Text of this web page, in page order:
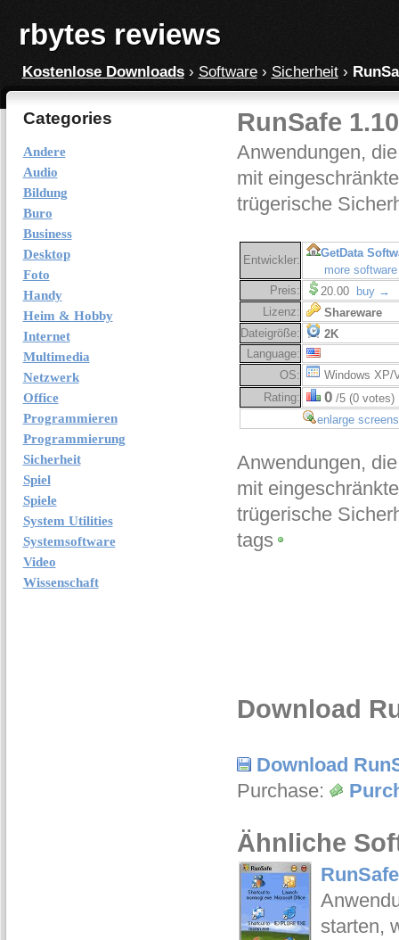
rbytes reviews
Kostenlose Downloads› Software› Sicherheit›
Categories
Andere
Audio
Bildung
Buro
Business
Desktop
Foto
Handy
Heim & Hobby
Internet
Multimedia
Netzwerk
Office
Programmieren
Programmierung
Sicherheit
Spiel
Spiele
System Utilities
Systemsoftware
Video
Wissenschaft
RunSafe 1.10
Anwendungen,
mit
trügerische
Entwickler:
GetData
more
Preis:
20.00
buy →
Lizenz:
Shareware
Dateigröße:
2K
Language:
OS:
Windows XP/
Rating:
0/5 (0 votes)
enlarge
Anwendungen,
mit
trügerische
tags
Download
Download
Purchase:
Ähnliche
starten,